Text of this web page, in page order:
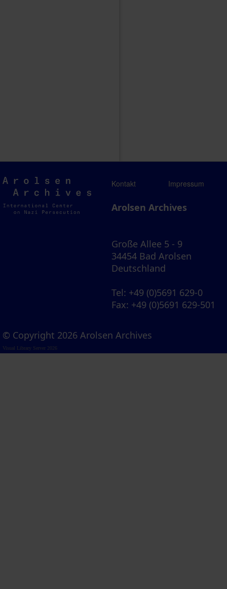
Arolsen
Archives
Kontakt Impressum
Arolsen Archives
Große Allee 5 - 9
34454 Bad Arolsen
Deutschland
Tel: +49 (0)5691 629-0
Fax: +49 (0)5691 629-501
© Copyright 2026 Arolsen Archives
Visual Library Server 2026